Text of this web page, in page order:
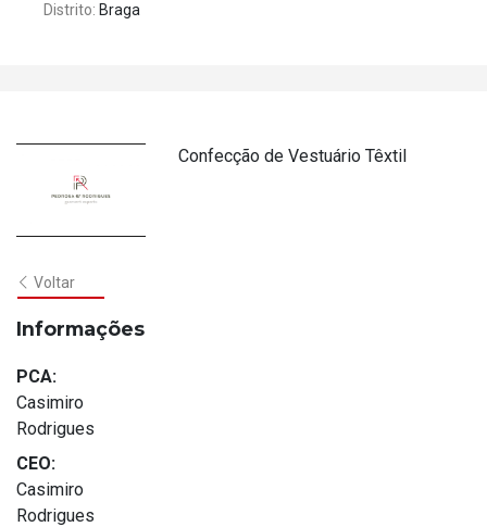
Distrito: Braga
Voltar
Confecção de Vestuário Têxtil
Informações
PCA:
Casimiro
Rodrigues
CEO:
Casimiro
Rodrigues